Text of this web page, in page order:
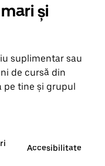
și
suplimentar sau
de cursă din
pe tine și grupul
Accesibilitate